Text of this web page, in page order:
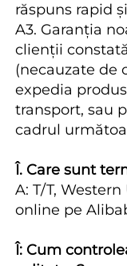
răspuns rapid
A3. Garanția
clienții
(necauzate de
expedia
transport, sau
cadrul
Î. Care sunt
A: T/T,
online pe
Î: Cum